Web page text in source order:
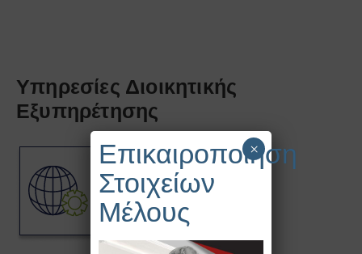
Υπηρεσίες Διοικητικής
Εξυπηρέτησης
Επικαιροποίηση
Στοιχείων
Μέλους
×